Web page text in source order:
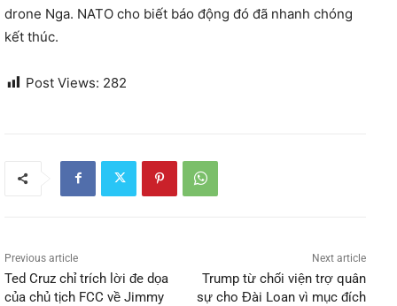
drone Nga. NATO cho biết báo động đó đã nhanh chóng
kết thúc.
Post Views: 282
Previous article
Ted Cruz chỉ trích lời đe dọa
của chủ tịch FCC về Jimmy
Next article
Trump từ chối viện trợ quân
sự cho Đài Loan vì mục đích